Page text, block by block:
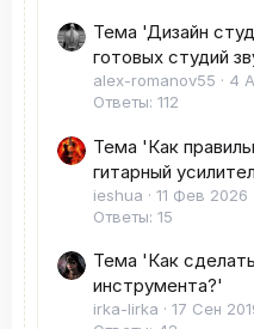
Тема 'Дизайн
готовых студий
alex-romanov55
4
Ответы: 112
Тема 'Как
гитарный
ieshua
11 Фев 2026
Ответы: 15
Тема 'Как
инструмента?'
irka-lirka
17 Сен